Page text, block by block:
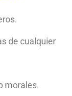
de cualquier
morales.